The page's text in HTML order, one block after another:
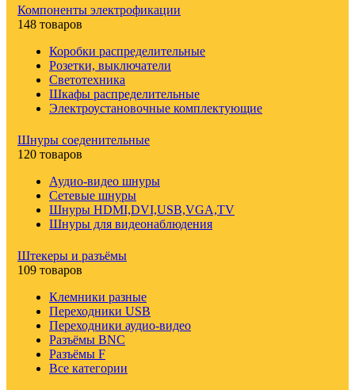
Компоненты электрофикации
148 товаров
Коробки распределительные
Розетки, выключатели
Светотехника
Шкафы распределительные
Электроустановочные комплектующие
Шнуры соеденительные
120 товаров
Аудио-видео шнуры
Сетевые шнуры
Шнуры HDMI,DVI,USB,VGA,TV
Шнуры для видеонаблюдения
Штекеры и разъёмы
109 товаров
Клемники разные
Переходники USB
Переходники аудио-видео
Разъёмы BNC
Разъёмы F
Все категории